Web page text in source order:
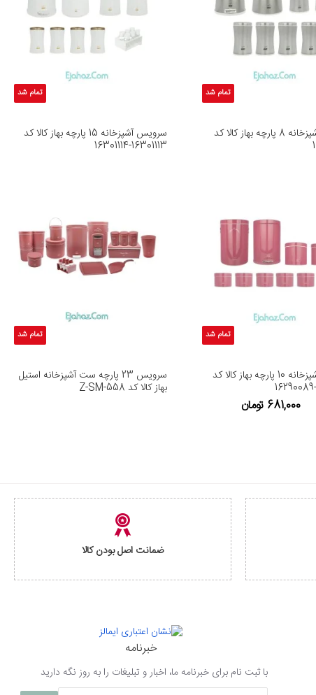
تمام شد
سرویس آشپزخانه 8 پارچه بهاز کالا کد
تمام شد
سرویس آشپزخانه 15 پارچه بهاز کالا کد
16301113-16301114
تمام شد
سرویس آشپزخانه 10 پارچه بهاز کالا کد
681,000 تومان
تمام شد
سرویس 23 پارچه ست آشپزخانه استیل
بهاز کالا کد 558-Z-SM
ضمانت اصل بودن کالا
خبرنامه
با ثبت نام برای خبرنامه ما، اخبار و تبلیغات را به روز نگه دارید